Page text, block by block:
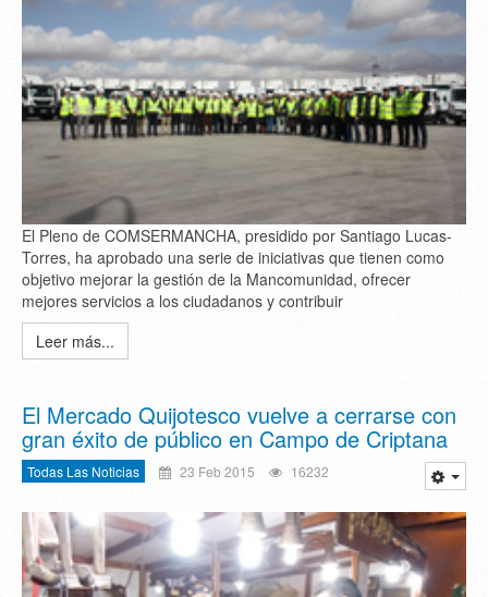
El Pleno de COMSERMANCHA, presidido por Santiago Lucas-
Torres, ha aprobado una serie de iniciativas que tienen como
objetivo mejorar la gestión de la Mancomunidad, ofrecer
mejores servicios a los ciudadanos y contribuir
Leer más...
El Mercado Quijotesco vuelve a cerrarse con
gran éxito de público en Campo de Criptana
Todas Las Noticias 23 Feb 2015 16232